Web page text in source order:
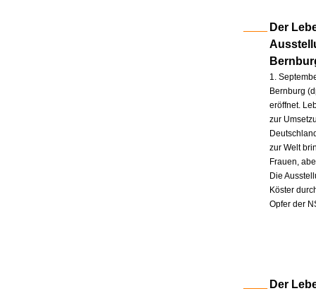
Der
1.
Bernburg
eröffnet.
zur
zur Welt
Frauen,
Die
Köster
Opfer der
Der